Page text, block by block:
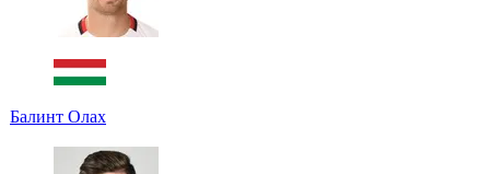
Балинт Олах